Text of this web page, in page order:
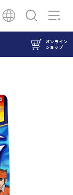
オンライン
ショップ